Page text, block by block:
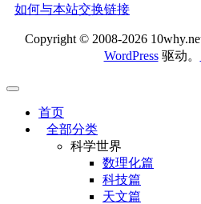
如何与本站交换链接
Copyright © 2008-2026
WordPress驱动。
首页
全部分类
科学世界
数理化篇
科技篇
天文篇